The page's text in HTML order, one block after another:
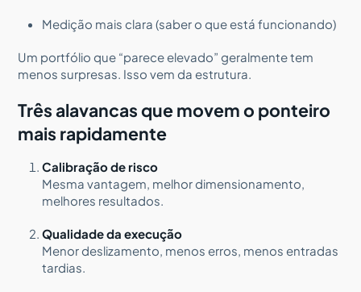
Medição mais clara (saber o que está funcionando)
Um portfólio que “parece elevado” geralmente tem
menos surpresas. Isso vem da estrutura.
Três alavancas que movem o ponteiro
mais rapidamente
Calibração de risco
Mesma vantagem, melhor dimensionamento,
melhores resultados.
Qualidade da execução
Menor deslizamento, menos erros, menos entradas
tardias.